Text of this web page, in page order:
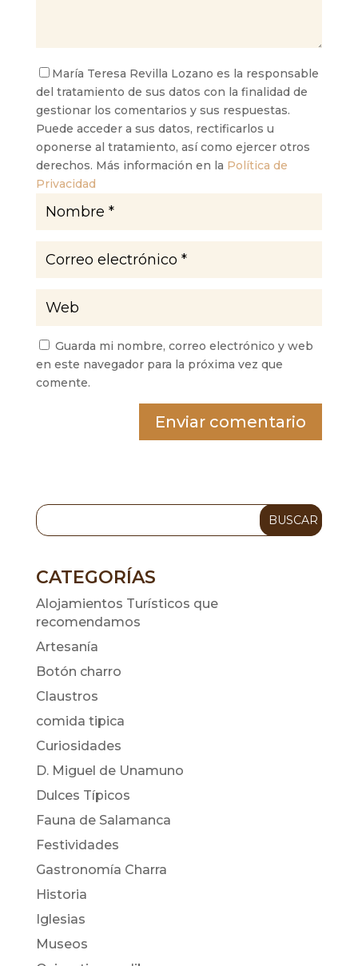
María Teresa Revilla Lozano es la responsable
del tratamiento de sus datos con la finalidad de
gestionar los comentarios y sus respuestas.
Puede acceder a sus datos, rectificarlos u
oponerse al tratamiento, así como ejercer otros
derechos. Más información en la Política de
Privacidad
Guarda mi nombre, correo electrónico y web
en este navegador para la próxima vez que
comente.
Enviar comentario
CATEGORÍAS
Alojamientos Turísticos que
recomendamos
Artesanía
Botón charro
Claustros
comida tipica
Curiosidades
D. Miguel de Unamuno
Dulces Típicos
Fauna de Salamanca
Festividades
Gastronomía Charra
Historia
Iglesias
Museos